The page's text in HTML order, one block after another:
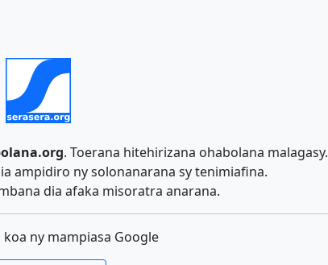
. Toerana hitehirizana ohabolana malagasy.
ampidiro ny solonanarana sy tenimiafina.
dia afaka misoratra anarana.
ny mampiasa Google